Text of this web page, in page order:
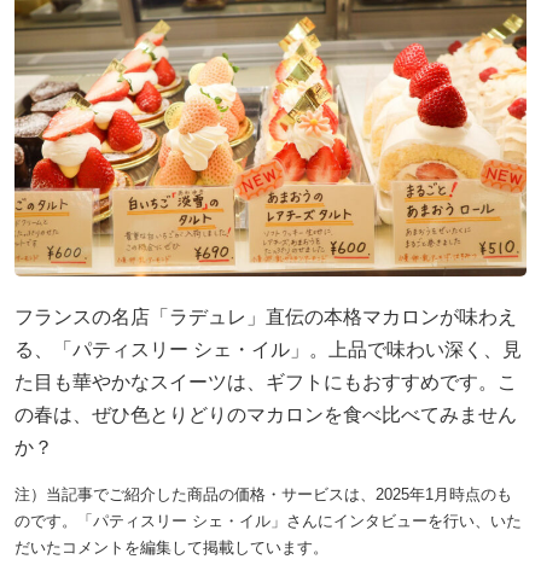
フランスの名店「ラデュレ」直伝の本格マカロンが味わえ
る、「パティスリー シェ・イル」。上品で味わい深く、見
た目も華やかなスイーツは、ギフトにもおすすめです。こ
の春は、ぜひ色とりどりのマカロンを食べ比べてみません
か？
注）当記事でご紹介した商品の価格・サービスは、2025年1月時点のも
のです。「パティスリー シェ・イル」さんにインタビューを行い、いた
だいたコメントを編集して掲載しています。